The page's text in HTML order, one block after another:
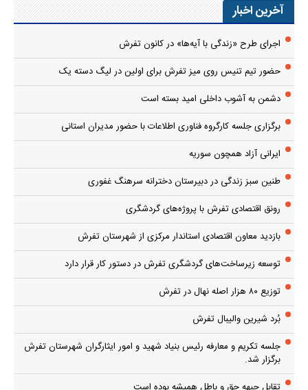
آخرین اخبار
اجرای طرح «زندگی با آیه‌ها» در کانون تفرش
حضور تیم تنیس روی میز تفرش برای اولین در لیگ دسته یک
دشمن به آشوب داخلی امید بسته است
برگزاری جلسه کارگروه فناوری اطلاعات با حضور مدیران استانی
ایرانی آزاد همچون سوریه
طنین سبز زندگی در دبیرستان دخترانه سرهنگ غفوری
رونق اقتصادی تفرش با پروژه‌های گردشگری
بازدید معاون اقتصادی استاندار مرکزی از شهرستان تفرش
توسعه زیرساخت‌های گردشگری تفرش در دستور کار قرار دارد
توزیع ۸۰ هزار اصله نهال در تفرش
بُرد شیرین والیبال تفرش
جلسه تکریم و معارفه رئیس بنیاد شهید و امور ایثارگران شهرستان تفرش
برگزار شد.
تقابل جبهه حق و باطل همیشه بوده است